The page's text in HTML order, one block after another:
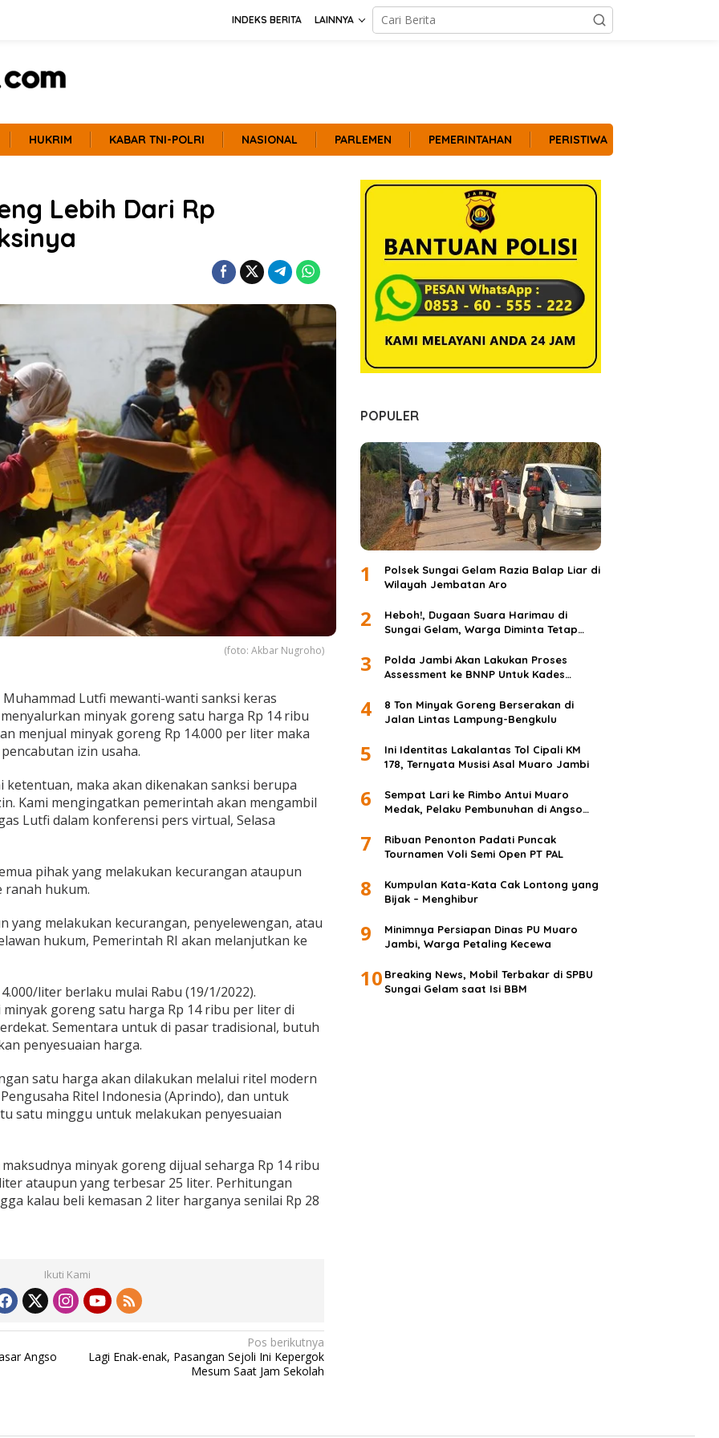
INDEKS BERITA LAINNYA
HUKRIM KABAR TNI-POLRI NASIONAL PARLEMEN PEMERINTAHAN PERISTIWA
Lebih Dari Rp
(foto: Akbar Nugroho)
Lutfi mewanti-wanti sanksi keras
minyak goreng satu harga Rp 14 ribu
menjual minyak goreng Rp 14.000 per liter maka
izin usaha.
ketentuan, maka akan dikenakan sanksi berupa
Kami mengingatkan pemerintah akan mengambil
Lutfi dalam konferensi pers virtual, Selasa
pihak yang melakukan kecurangan ataupun
ranah hukum.
yang melakukan kecurangan, penyelewengan, atau
hukum, Pemerintah RI akan melanjutkan ke
liter berlaku mulai Rabu (19/1/2022).
goreng satu harga Rp 14 ribu per liter di
Sementara untuk di pasar tradisional, butuh
penyesuaian harga.
satu harga akan dilakukan melalui ritel modern
Ritel Indonesia (Aprindo), dan untuk
satu minggu untuk melakukan penyesuaian
minyak goreng dijual seharga Rp 14 ribu
ataupun yang terbesar 25 liter. Perhitungan
kalau beli kemasan 2 liter harganya senilai Rp 28
Ikuti Kami
Angso
Pos berikutnya
Lagi Enak-enak, Pasangan Sejoli Ini Kepergok
Mesum Saat Jam Sekolah
POPULER
1
Polsek Sungai Gelam Razia Balap Liar di
Wilayah Jembatan Aro
2
Heboh!, Dugaan Suara Harimau di
Sungai Gelam, Warga Diminta Tetap
3
Polda Jambi Akan Lakukan Proses
Assessment ke BNNP Untuk Kades
4
8 Ton Minyak Goreng Berserakan di
Jalan Lintas Lampung-Bengkulu
5
Ini Identitas Lakalantas Tol Cipali KM
178, Ternyata Musisi Asal Muaro Jambi
6
Sempat Lari ke Rimbo Antui Muaro
Medak, Pelaku Pembunuhan di Angso
7
Ribuan Penonton Padati Puncak
Tournamen Voli Semi Open PT PAL
8
Kumpulan Kata-Kata Cak Lontong yang
Bijak – Menghibur
9
Minimnya Persiapan Dinas PU Muaro
Jambi, Warga Petaling Kecewa
10 Breaking News, Mobil Terbakar di SPBU
Sungai Gelam saat Isi BBM